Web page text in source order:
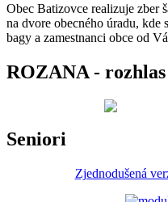
Obec Batizovce realizuje zber
na dvore obecného úradu,
bagy a zamestnanci obce od
ROZANA -
Seniori
Zjednodušená